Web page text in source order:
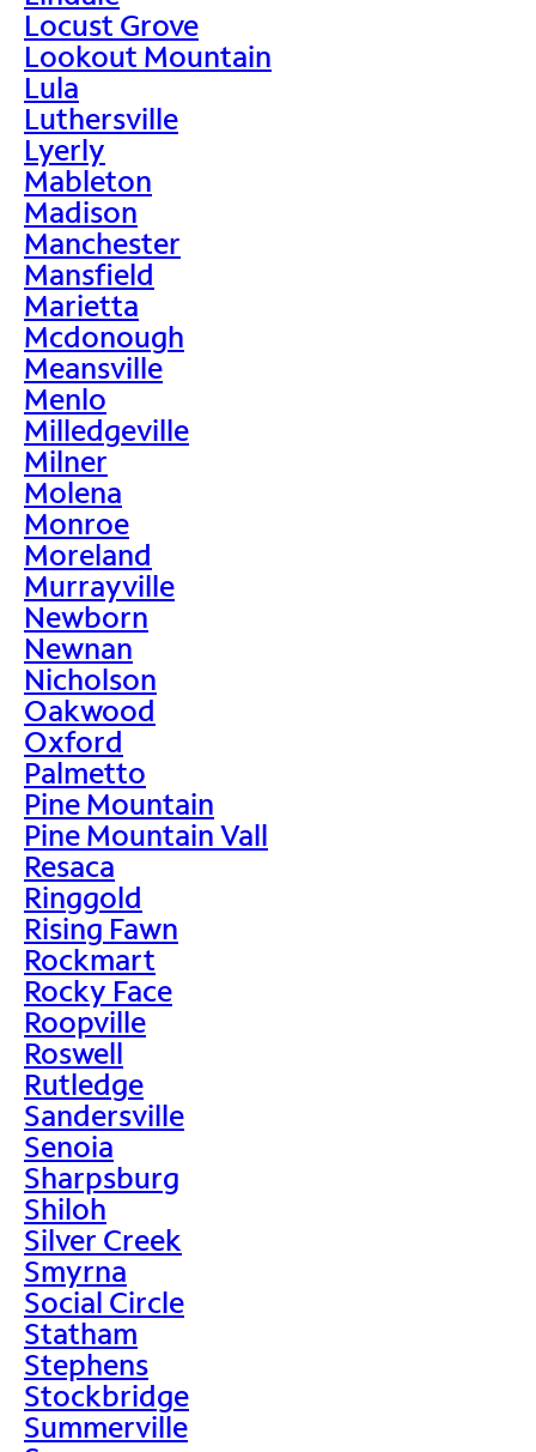
Locust Grove
Lookout Mountain
Lula
Luthersville
Lyerly
Mableton
Madison
Manchester
Mansfield
Marietta
Mcdonough
Meansville
Menlo
Milledgeville
Milner
Molena
Monroe
Moreland
Murrayville
Newborn
Newnan
Nicholson
Oakwood
Oxford
Palmetto
Pine Mountain
Pine Mountain Vall
Resaca
Ringgold
Rising Fawn
Rockmart
Rocky Face
Roopville
Roswell
Rutledge
Sandersville
Senoia
Sharpsburg
Shiloh
Silver Creek
Smyrna
Social Circle
Statham
Stephens
Stockbridge
Summerville